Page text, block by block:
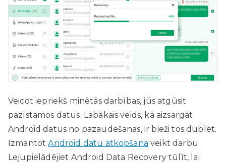
Veicot iepriekš minētās darbības, jūs atgūsit
pazīstamos datus. Labākais veids, kā aizsargāt
Android datus no pazaudēšanas, ir bieži tos dublēt.
IzmantotAndroid datu atkopšana veikt darbu.
Lejupielādējiet Android Data Recovery tūlīt, lai